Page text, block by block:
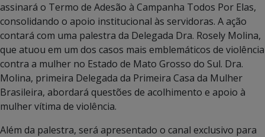
assinará o Termo de Adesão à Campanha Todos Por Elas,
consolidando o apoio institucional às servidoras. A ação
contará com uma palestra da Delegada Dra. Rosely Molina,
que atuou em um dos casos mais emblemáticos de violência
contra a mulher no Estado de Mato Grosso do Sul. Dra.
Molina, primeira Delegada da Primeira Casa da Mulher
Brasileira, abordará questões de acolhimento e apoio à
mulher vítima de violência.
Além da palestra, será apresentado o canal exclusivo para